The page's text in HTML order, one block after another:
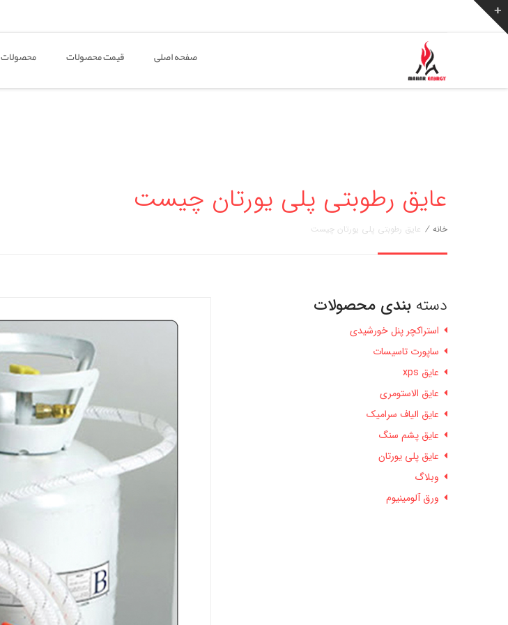
صفحه اصلی قیمت محصولات محصولات
عایق رطوبتی پلی یورتان چیست
خانه / عایق رطوبتی پلی یورتان چیست
دسته بندی محصولات
استراکچر پنل خورشیدی
ساپورت تاسیسات
عایق xps
عایق الاستومری
عایق الیاف سرامیک
عایق پشم سنگ
عایق پلی یورتان
وبلاگ
ورق آلومینیوم